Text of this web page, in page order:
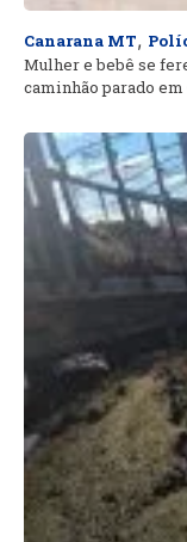
Canarana MT,
Mulher e bebê se
caminhão parado em